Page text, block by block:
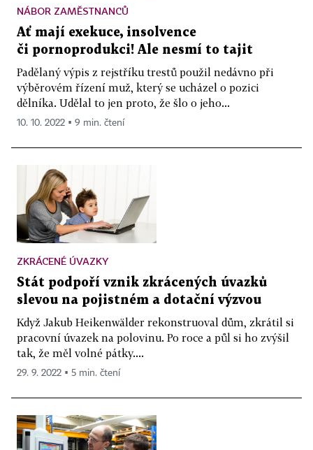
NÁBOR ZAMĚSTNANCŮ
Ať mají exekuce, insolvence
či pornoprodukci! Ale nesmí to tajit
Padělaný výpis z rejstříku trestů použil nedávno při
výběrovém řízení muž, který se ucházel o pozici
dělníka. Udělal to jen proto, že šlo o jeho...
10. 10. 2022 ▪ 9 min. čtení
ZKRÁCENÉ ÚVAZKY
Stát podpoří vznik zkrácených úvazků
slevou na pojistném a dotační výzvou
Když Jakub Heikenwälder rekonstruoval dům, zkrátil si
pracovní úvazek na polovinu. Po roce a půl si ho zvýšil
tak, že měl volné pátky....
29. 9. 2022 ▪ 5 min. čtení